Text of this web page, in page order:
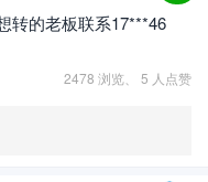
转的老板联系17***46
2478 浏览、 5 人点赞